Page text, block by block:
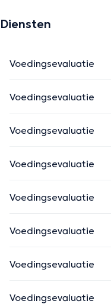
Diensten
Voedingsevaluatie
Voedingsevaluatie
Voedingsevaluatie
Voedingsevaluatie
Voedingsevaluatie
Voedingsevaluatie
Voedingsevaluatie
Voedingsevaluatie